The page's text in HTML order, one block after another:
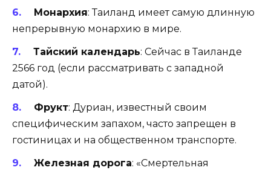
Монархия: Таиланд имеет самую длинную
непрерывную монархию в мире.
Тайский календарь: Сейчас в Таиланде
2566 год (если рассматривать с западной
датой).
Фрукт: Дуриан, известный своим
специфическим запахом, часто запрещен в
гостиницах и на общественном транспорте.
Железная дорога: «Смертельная